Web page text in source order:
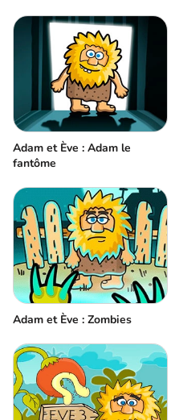
Adam et Ève : Adam le
fantôme
Adam et Ève : Zombies